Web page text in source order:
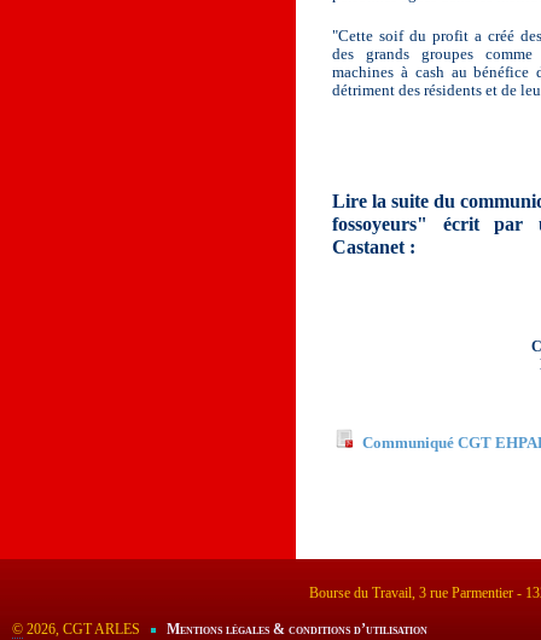
"Cette soif du profit a créé
des grands groupes
machines à cash au bénéfice
détriment des résidents et de
Lire la suite du
fossoyeurs" écrit par
Castanet :
Communiqué CGT
Bourse du Travail, 3 rue Parmentier -
© 2026, CGT ARLES Mentions légales & conditions d’utilisation